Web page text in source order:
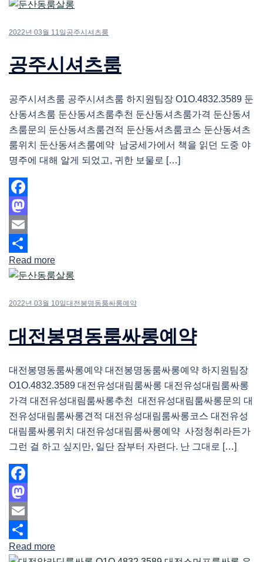
2022년 03월 11일 공주시셔츠룸
공주시셔츠룸
공주시셔츠룸 공주시셔츠룸 하지원팀장 O1O.4832.3589 둔
산동셔츠룸 둔산동셔츠룸추천 둔산동셔츠룸가격 둔산동셔
츠룸문의 둔산동셔츠룸견적 둔산동셔츠룸코스 둔산동셔츠
룸위치 둔산동셔츠룸예약 남궁세가에서 책을 읽던 도중 야
명주에 대해 알게 되었고, 귀한 보물로 […]
Facebook
Mastodon
Email
Share
Read more
2022년 03월 10일 대전봉명동룸싸롱예약
대전봉명동룸싸롱예약
대전봉명동룸싸롱예약 대전봉명동룸싸롱예약 하지원팀장
O1O.4832.3589 대전유성대림룸싸롱 대전유성대림룸싸롱
가격 대전유성대림룸싸롱추천 대전유성대림룸싸롱문의 대
전유성대림룸싸롱견적 대전유성대림룸싸롱코스 대전유성
대림룸싸롱위치 대전유성대림룸싸롱예약 사정청취라든가
그런 걸 하고 싶지만, 일단 잠부터 자련다. 난 그대로 […]
Facebook
Mastodon
Email
Share
Read more